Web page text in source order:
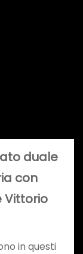
duale
con
Vittorio
in questi